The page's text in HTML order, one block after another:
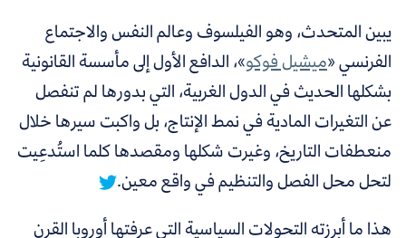
يبين المتحدث، وهو الفيلسوف وعالم النفس والاجتماع
الفرنسي «ميشيل فوكو»، الدافع الأول إلى مأسسة القانونية
بشكلها الحديث في الدول الغربية، التي بدورها لم تنفصل
عن التغيرات المادية في نمط الإنتاج، بلواكبت سيرها خلال
منعطفات التاريخ، وغيرت شكلها ومقصدها كلما استُدعِيت
لتحل محل الفصل والتنظيم في واقع معين.
هذا ما أبرزته التحولات السياسية التي عرفتها أوروبا القرن